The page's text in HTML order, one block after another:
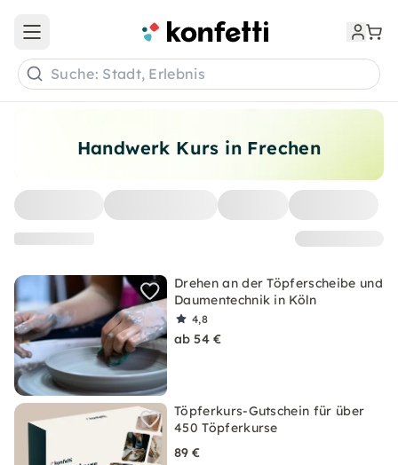
Handwerk Kurs in Frechen
Drehen an der Töpferscheibe und
Daumentechnik in Köln
4,8
ab 54 €
Töpferkurs-Gutschein für über
450 Töpferkurse
89 €
Open main menu
Suche: Stadt, Erlebnis